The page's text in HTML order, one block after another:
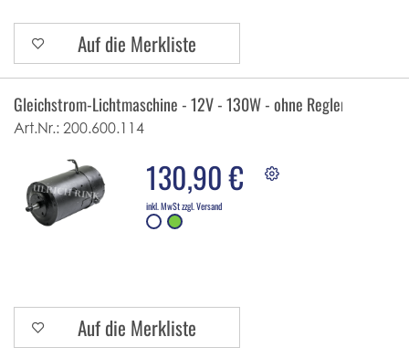
Auf die Merkliste
Gleichstrom-Lichtmaschine - 12V - 130W - ohne Regler - reg.
Art.Nr.: 200.600.114
130,90 €
inkl. MwSt zzgl. Versand
Auf die Merkliste